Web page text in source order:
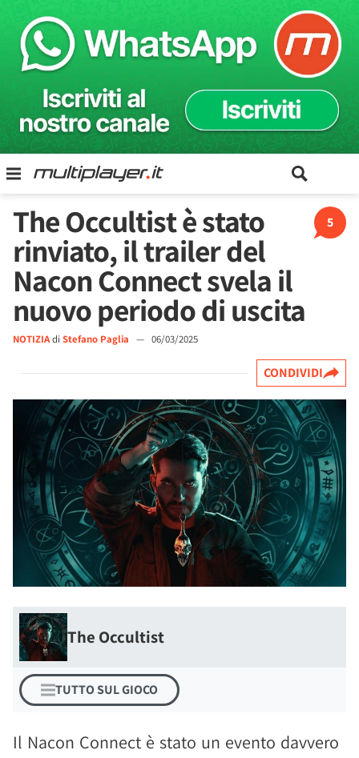
5
The Occultist è stato
rinviato, il trailer del
Nacon Connect svela il
nuovo periodo di uscita
NOTIZIAdi Stefano Paglia — 06/03/2025
CONDIVIDI
The Occultist
TUTTO SUL GIOCO
Il Nacon Connect è stato un evento davvero